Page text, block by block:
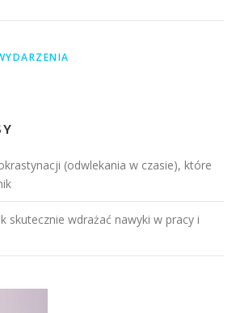
(odwlekania w czasie), które
skutecznie wdrażać nawyki w pracy i